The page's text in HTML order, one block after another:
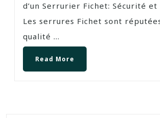
d’un Serrurier Fichet: Sécurité
Les serrures Fichet sont
qualité ...
Read More